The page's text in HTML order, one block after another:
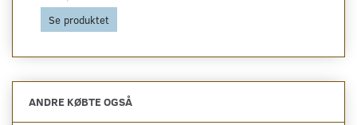
Se produktet
ANDRE KØBTE OGSÅ